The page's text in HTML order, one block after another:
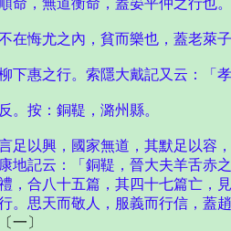
在悔尤之內，貧而樂也，蓋老萊子
下惠之行。索隱大戴記又云：「
。按：銅鞮，潞州縣。
足以興，國家無道，其默足以
地記云：「銅鞮，晉大夫羊舌
，合八十五篇，其四十七篇亡
。思天而敬人，服義而行信，蓋
一〕